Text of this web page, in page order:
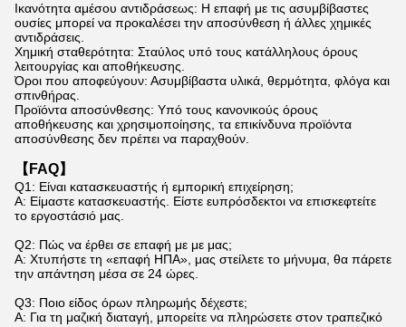
Ικανότητα αμέσου αντιδράσεως: Η επαφή με τις ασυμβίβαστες
ουσίες μπορεί να προκαλέσει την αποσύνθεση ή άλλες χημικές
αντιδράσεις.
Χημική σταθερότητα: Σταύλος υπό τους κατάλληλους όρους
λειτουργίας και αποθήκευσης.
Όροι που αποφεύγουν: Ασυμβίβαστα υλικά, θερμότητα, φλόγα και
σπινθήρας.
Προϊόντα αποσύνθεσης: Υπό τους κανονικούς όρους
αποθήκευσης και χρησιμοποίησης, τα επικίνδυνα προϊόντα
αποσύνθεσης δεν πρέπει να παραχθούν.
【 FAQ】
Q1: Είναι κατασκευαστής ή εμπορική επιχείρηση;
Α: Είμαστε κατασκευαστής. Είστε ευπρόσδεκτοι να επισκεφτείτε
το εργοστάσιό μας.
Q2: Πώς να έρθει σε επαφή με με μας;
Α: Χτυπήστε τη «επαφή ΗΠΑ», μας στείλετε το μήνυμα, θα πάρετε
την απάντηση μέσα σε 24 ώρες.
Q3: Ποιο είδος όρων πληρωμής δέχεστε;
Α: Για τη μαζική διαταγή, μπορείτε να πληρώσετε στον τραπεζικό